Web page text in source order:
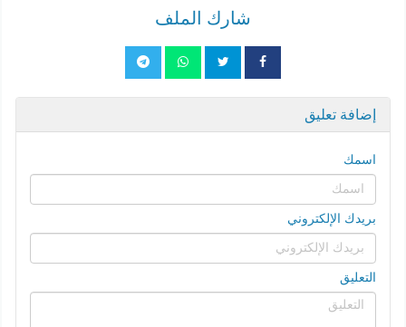
شارك الملف
إضافة تعليق
اسمك
بريدك الإلكتروني
التعليق